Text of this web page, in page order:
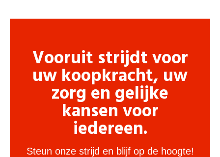
Vooruit strijdt voor
uw koopkracht, uw
zorg en gelijke
kansen voor
iedereen.
Steun onze strijd en blijf op de hoogte!